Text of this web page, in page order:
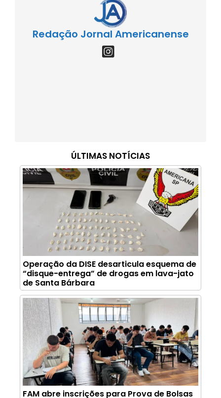
Redação Jornal Americanense
ÚLTIMAS NOTÍCIAS
Operação da DISE desarticula esquema de
“disque-entrega” de drogas em lava-jato
de Santa Bárbara
FAM abre inscrições para Prova de Bolsas